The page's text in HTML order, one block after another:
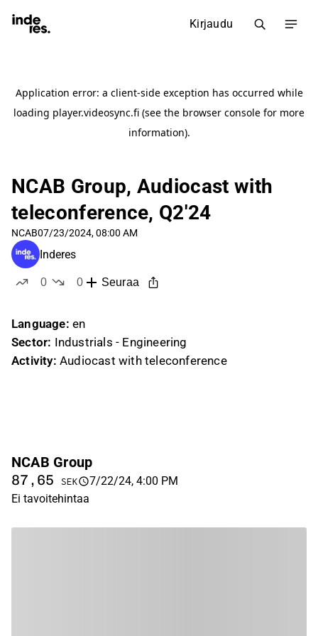
Kirjaudu
NCAB Group, Audiocast with
teleconference, Q2'24
NCAB07/23/2024, 08:00 AM
Inderes
0
0
Seuraa
Language: en
Sector: Industrials - Engineering
Activity: Audiocast with teleconference
NCAB Group
87,65 SEK
7/22/24, 4:00 PM
Ei tavoitehintaa